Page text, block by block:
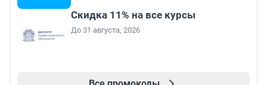
Скидка 11% на все курсы
До 31 августа, 2026